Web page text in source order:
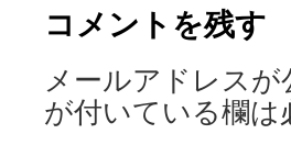
コメントを残す
メールアドレス
が付いている欄は